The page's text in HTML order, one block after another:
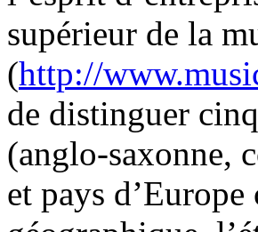
supérieur de la
(http://
de distinguer
(anglo-saxonne,
et pays